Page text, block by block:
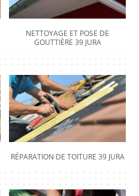
NETTOYAGE ET POSE DE
GOUTTIÈRE 39 JURA
RÉPARATION DE TOITURE 39 JURA